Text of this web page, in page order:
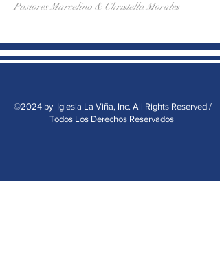
Pastores Marcelino & Christella Morales
©2024 by Iglesia La Viña, Inc. All Rights Reserved /
Todos Los Derechos Reservados